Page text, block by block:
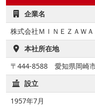
企業名
株式会社ＭＩＮＥＺＡＷＡ
本社所在地
〒444-8588 愛知県岡崎
設立
1957年7月